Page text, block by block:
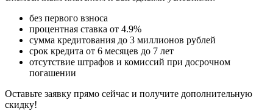
без первого взноса
процентная ставка от 4.9%
сумма кредитования до 3 миллионов рублей
срок кредита от 6 месяцев до 7 лет
отсутствие штрафов и комиссий при досрочном
погашении
Оставьте заявку прямо сейчас и получите дополнительную
скидку!